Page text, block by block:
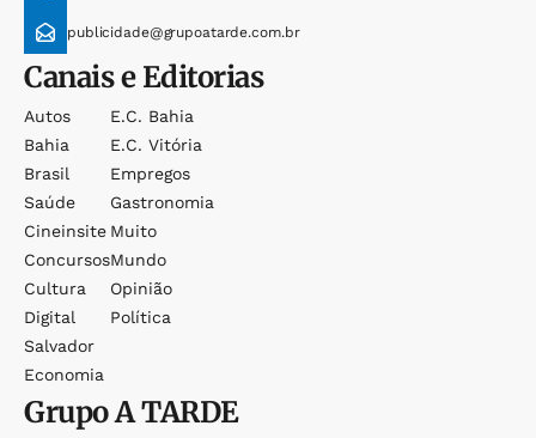
publicidade@grupoatarde.com.br
Canais e Editorias
Autos
Bahia
Brasil
Saúde
Cineinsite
Concursos
Cultura
Digital
Salvador
Economia
E.c. Bahia
E.c. Vitória
Empregos
Gastronomia
Muito
Mundo
Opinião
Política
GrupoA TARDE